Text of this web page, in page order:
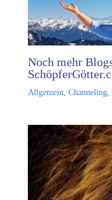
Noch mehr
Allgemein Channeling,